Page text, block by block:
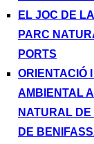
EL JOC DE
PARC
PORTS
ORIENTACIÓ
AMBIENTAL
NATURAL
DE